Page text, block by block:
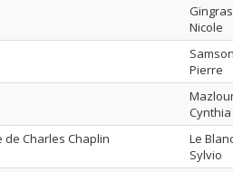
Nicole
Pierre
Cynthia
Charles Chaplin
Le
Sylvio